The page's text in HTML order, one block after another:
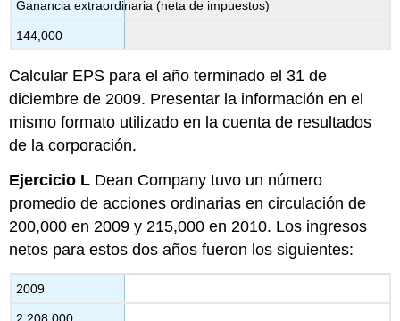
Ganancia extraordinaria (neta de impuestos)
144,000
Calcular EPS para el año terminado el 31 de
diciembre de 2009. Presentar la información en el
mismo formato utilizado en la cuenta de resultados
de la corporación.
Ejercicio L Dean Company tuvo un número
promedio de acciones ordinarias en circulación de
200,000 en 2009 y 215,000 en 2010. Los ingresos
netos para estos dos años fueron los siguientes:
2009